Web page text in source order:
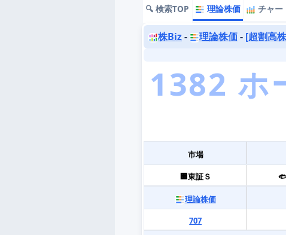
🔍 検索TOP 理論株価 チャー
株Biz- 理論株価- [超割高
市場
🏢東証Ｓ
理論株価
707